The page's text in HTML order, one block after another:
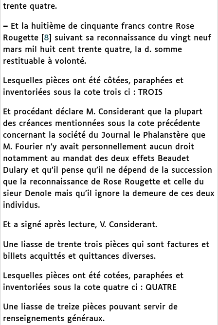
trente quatre.
– Et la huitième de cinquante francs contre Rose
Rougette
8
suivant sa reconnaissance du vingt neuf
mars mil huit cent trente quatre, la d. somme
restituable à volonté.
Lesquelles pièces ont été côtées, paraphées et
inventoriées sous la cote trois ci : TROIS
Et procédant déclare M. Considerant que la plupart
des créances mentionnées sous la cote précédente
concernant la société du Journal le Phalanstère que
M. Fourier n’y avait personnellement aucun droit
notamment au mandat des deux effets Beaudet
Dulary et qu’il pense qu’il ne dépend de la succession
que la reconnaissance de Rose Rougette et celle du
sieur Denole mais qu’il ignore la demeure de ces deux
individus.
Et a signé après lecture, V. Considerant.
Une liasse de trente trois pièces qui sont factures et
billets acquittés et quittances diverses.
Lesquelles pièces ont été cotées, paraphées et
inventoriées sous la cote quatre ci : QUATRE
Une liasse de treize pièces pouvant servir de
renseignements généraux.